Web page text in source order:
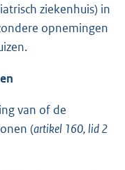
ziekenhuis) in
opnemingen
van of de
(artikel 160, lid 2